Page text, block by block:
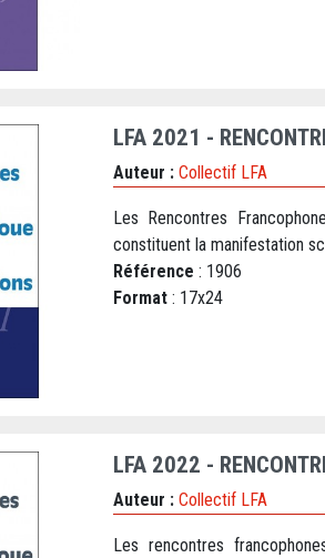
LFA 2021 -
Auteur : Collectif LFA
Les Rencontres
constituent la manifestation
Référence : 1906
Format : 17x24
LFA 2022 -
Auteur : Collectif LFA
Les rencontres